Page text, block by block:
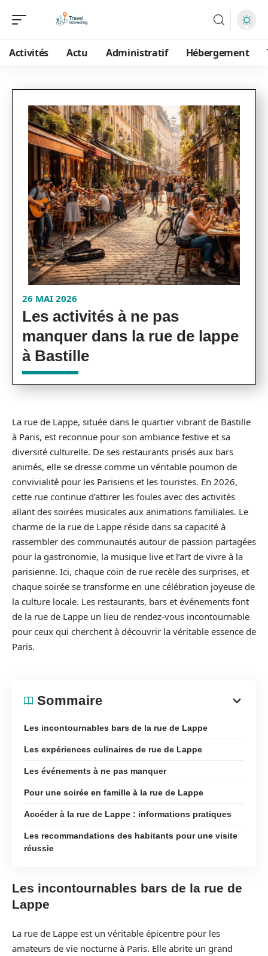
Activités Actu Administratif Hébergement
26 MAI 2026
Les activités à ne pas
manquer dans la rue de lappe
à Bastille
La rue de Lappe, située dans le quartier vibrant de Bastille
à Paris, est reconnue pour son ambiance festive et sa
diversité culturelle. De ses restaurants prisés aux bars
animés, elle se dresse comme un véritable poumon de
convivialité pour les Parisiens et les touristes. En 2026,
cette rue continue d’attirer les foules avec des activités
allant des soirées musicales aux animations familiales. Le
charme de la rue de Lappe réside dans sa capacité à
rassembler des communautés autour de passion partagées
pour la gastronomie, la musique live et l’art de vivre à la
parisienne. Ici, chaque coin de rue recèle des surprises, et
chaque soirée se transforme en une célébration joyeuse de
la culture locale. Les restaurants, bars et événements font
de la rue de Lappe un lieu de rendez-vous incontournable
pour ceux qui cherchent à découvrir la véritable essence de
Paris.
Sommaire
Les incontournables bars de la rue de Lappe
Les expériences culinaires de rue de Lappe
Les événements à ne pas manquer
Pour une soirée en famille à la rue de Lappe
Accéder à la rue de Lappe : informations pratiques
Les recommandations des habitants pour une visite
réussie
Les incontournables bars de la rue de
Lappe
La rue de Lappe est un véritable épicentre pour les
amateurs de vie nocturne à Paris. Elle abrite un grand